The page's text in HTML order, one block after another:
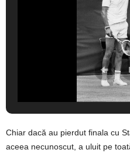
Chiar dacă au pierdut finala cu
aceea necunoscut, a uluit pe